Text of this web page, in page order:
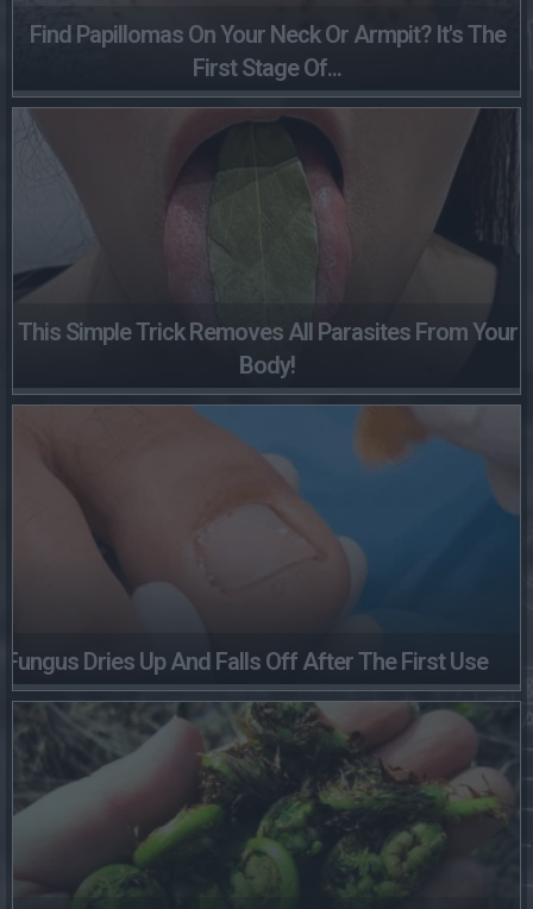
Find Papillomas On Your Neck Or Armpit? It's The
First Stage Of...
This Simple Trick Removes All Parasites From Your
Body!
Fungus Dries Up And Falls Off After The First Use